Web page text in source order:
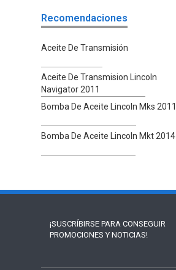
Recomendaciones
Aceite De Transmisión
Aceite De Transmision Lincoln
Navigator 2011
Bomba De Aceite Lincoln Mks 2011
Bomba De Aceite Lincoln Mkt 2014
¡SUSCRÍBIRSE PARA CONSEGUIR
PROMOCIONES Y NOTICIAS!